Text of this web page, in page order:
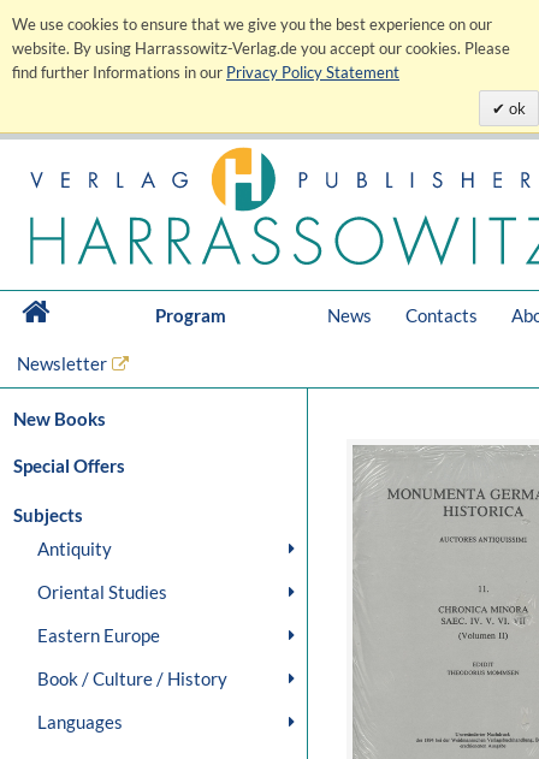
We use cookies to ensure that we give you the best experience on our
website. By using Harrassowitz-Verlag.de you accept our cookies. Please
find further Informations in our Privacy Policy Statement
ok
Program News Contacts
Newsletter
New Books
Special Offers
Subjects
Antiquity
Oriental Studies
Eastern Europe
Book / Culture / History
Languages